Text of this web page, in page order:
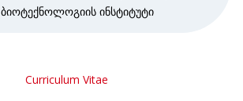
ბიოტექნოლოგიის ინსტიტუტი
Curriculum Vitae